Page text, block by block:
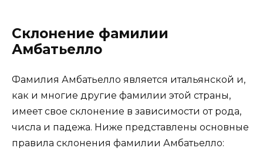
Склонение фамилии
Амбатьелло
Фамилия Амбатьелло является итальянской и,
как и многие другие фамилии этой страны,
имеет свое склонение в зависимости от рода,
числа и падежа. Ниже представлены основные
правила склонения фамилии Амбатьелло: